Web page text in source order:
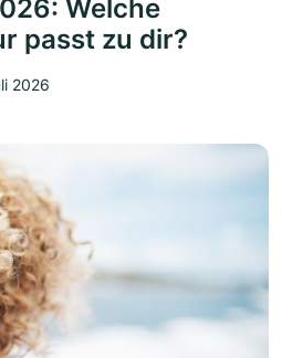
Welche
passt zu dir?
2026